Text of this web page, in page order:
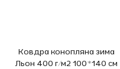
Ковдра конопляна зима
Льон 400 г/м2 100*140 см